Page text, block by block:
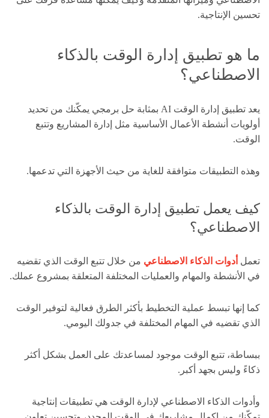
تحسين الإنتاجية.
ما هو تطبيق إدارة الوقت بالذكاء
الاصطناعي؟
يعد تطبيق إدارة الوقت AI بمثابة حل برمجي يمكّنك من تحديد
أولويات أنشطة الأعمال الأساسية مثل إدارة المشاريع وتتبع
الوقت.
وهذه التطبيقات متوافقة للغاية من حيث الأجهزة التي تدعمها.
كيف يعمل تطبيق إدارة الوقت بالذكاء
الاصطناعي؟
تعمل أدوات الذكاء الاصطناعي من خلال تتبع الوقت الذي تقضيه
في الأنشطة والمهام والعمليات المختلفة المتعلقة بمشروع عملك.
كما إنها تبسط عملية التخطيط بأكثر الطرق فعالية لتوفير الوقت
الذي تقضيه في المهام المختلفة في جدولك اليومي.
ببساطة، تتبع الوقت موجود لمساعدتك على العمل بشكل أكثر
ذكاءً وليس بجهد أكبر.
وأدوات الذكاء الاصطناعي لإدارة الوقت هي تطبيقات إنتاجية